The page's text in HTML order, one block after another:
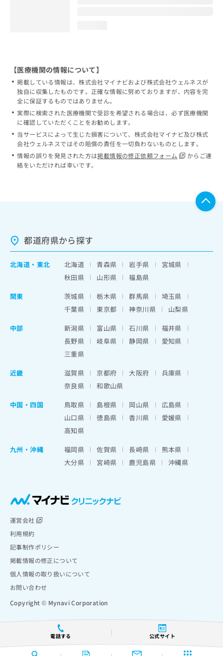
電話する 公式サイト
【医療機関の情報について】
掲載している情報は、株式会社マイナビおよび株式会社ウェルネスが
独自に収集したものです。正確な情報に努めておりますが、内容を完
全に保証するものではありません。
実際に検索された医療機関で受診を希望される場合は、必ず医療機関
に確認していただくことをお勧めします。
当サービスによって生じた損害について、株式会社マイナビ及び株式
会社ウェルネスではその賠償の責任を一切負わないものとします。
情報の誤りを発見された方は掲載情報の修正依頼フォーム
からご連
絡をいただければ幸いです。
都道府県から探す
北海道 ・ 東北 北海道 青森県 岩手県
宮城県
秋田県
山形県
福島県
関東
茨城県 栃木県 群馬県
埼玉県
千葉県
東京都 神奈川県
山梨県
中部
新潟県 富山県 石川県
福井県
長野県
岐阜県 静岡県
愛知県
三重県
近畿
滋賀県 京都府 大阪府
兵庫県
奈良県
和歌山県
中国・四国
鳥取県 島根県 岡山県
広島県
山口県
徳島県 香川県
愛媛県
高知県
九州・沖縄
福岡県 佐賀県 長崎県
熊本県
大分県
宮崎県 鹿児島県 沖縄県
運営会社
利用規約
記事制作ポリシー
掲載情報の修正について
個人情報の取り扱いについて
お問い合わせ
Copyright © Mynavi Corporation